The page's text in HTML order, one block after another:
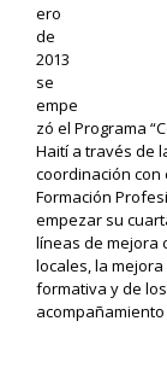
ero
de
2013
se
empe
zó el Programa “
Haití a través de
coordinación con
Formación
empezar su
líneas de mejora
locales,la mejora
formativa y de